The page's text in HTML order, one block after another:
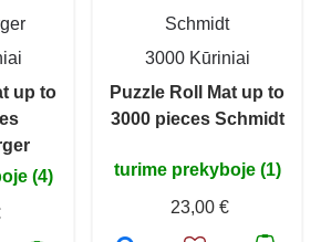
up to
(4)
Schmidt
3000 Kūriniai
Puzzle Roll Mat up to
3000 pieces Schmidt
turime prekyboje (1)
23,00 €